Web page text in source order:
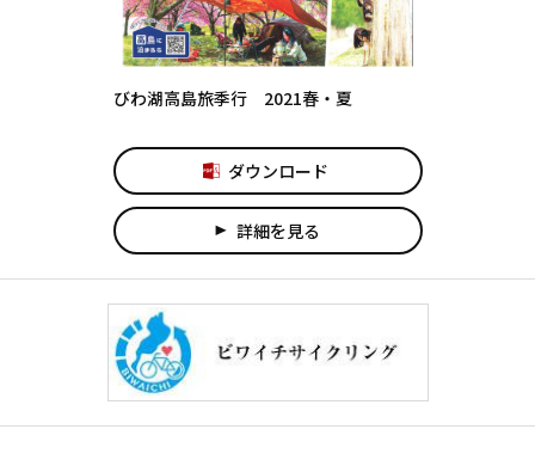
びわ湖高島旅季行 2021春・夏
ダウンロード
play_arrow 詳細を見る